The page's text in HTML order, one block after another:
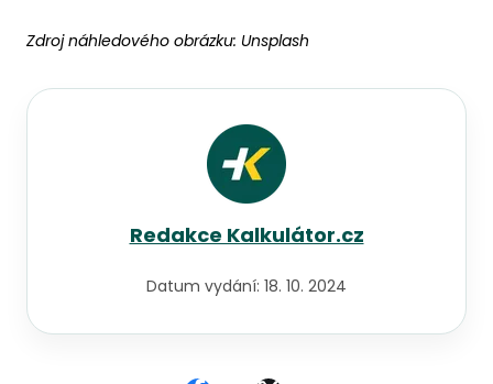
Zdroj náhledového obrázku: Unsplash
Redakce Kalkulátor.cz
Datum vydání: 18. 10. 2024